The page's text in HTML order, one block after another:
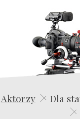
Aktorzy Dla